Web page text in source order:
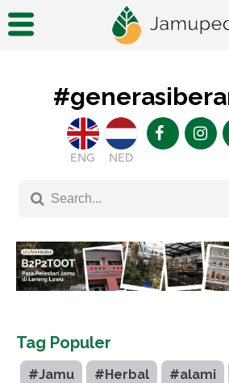
ENG NED
Tag Populer
#Jamu #Herbal #alami